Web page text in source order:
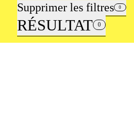
Supprimer les filtres 0
RÉSULTAT 0